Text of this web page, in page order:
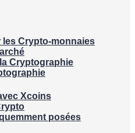
les Crypto-monnaies
Cryptographie
Xcoins
posées